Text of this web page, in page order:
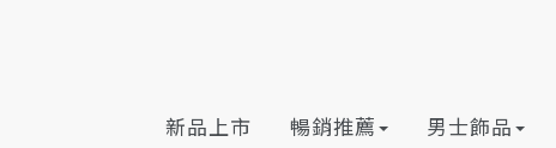
新品上市 暢銷推薦 男士飾品